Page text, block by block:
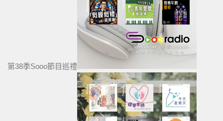
第38季Sooo節目巡禮